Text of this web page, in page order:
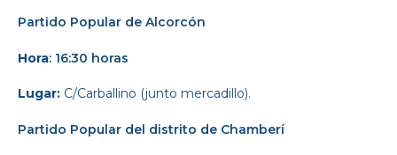
Partido Popular de Alcorcón
Hora: 16:30 horas
Lugar: C/Carballino (junto mercadillo).
Partido Popular del distrito de Chamberí